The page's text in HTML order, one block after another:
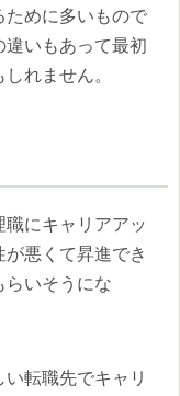
ために多いもので
いもあって最初
れません。
にキャリアアッ
悪くて昇進でき
いそうにな
転職先でキャリ